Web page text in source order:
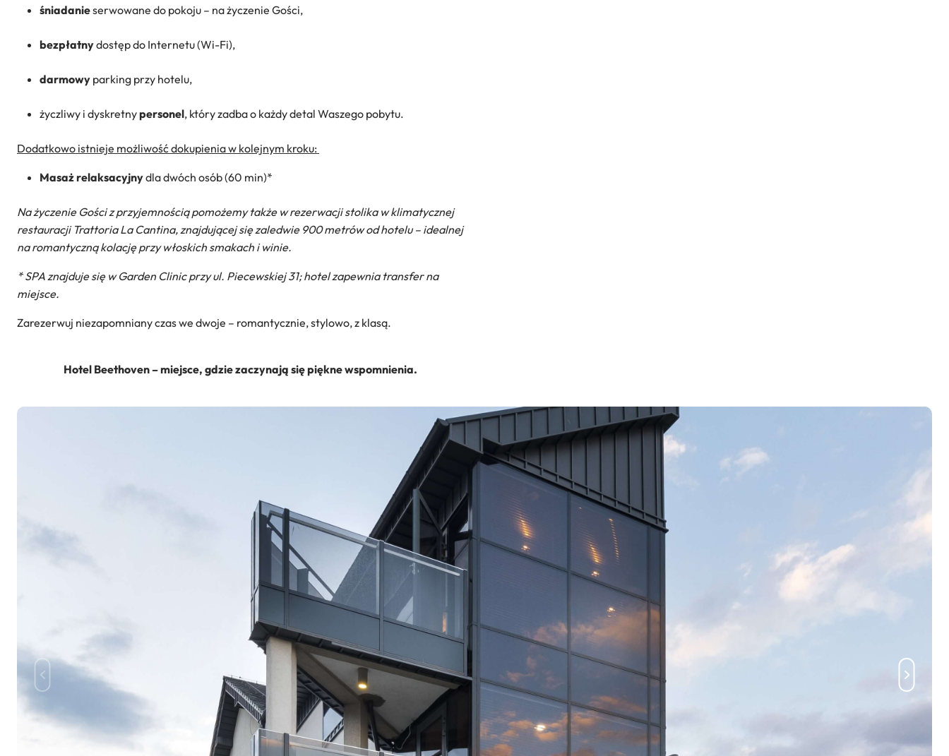
śniadanieserwowane do pokoju – na życzenie Gości,
bezpłatnydostęp do Internetu (Wi-Fi),
darmowy parking przy hotelu,
życzliwy i dyskretnypersonel, który zadba o każdy detal Waszego pobytu.
Dodatkowo istnieje możliwość dokupienia w kolejnym kroku:
Masaż relaksacyjnydla dwóch osób (60 min)*
Na życzenie Gości z przyjemnością pomożemy także w rezerwacji stolika w klimatycznej
restauracji Trattoria La Cantina, znajdującej się zaledwie 900 metrów od hotelu – idealnej
na romantyczną kolację przy włoskich smakach i winie.
* SPA znajduje się w Garden Clinic przy ul. Piecewskiej 31; hotel zapewnia transfer na
miejsce.
Zarezerwuj niezapomniany czas we dwoje – romantycznie, stylowo, z klasą.
Hotel Beethoven – miejsce, gdzie zaczynają się piękne wspomnienia.